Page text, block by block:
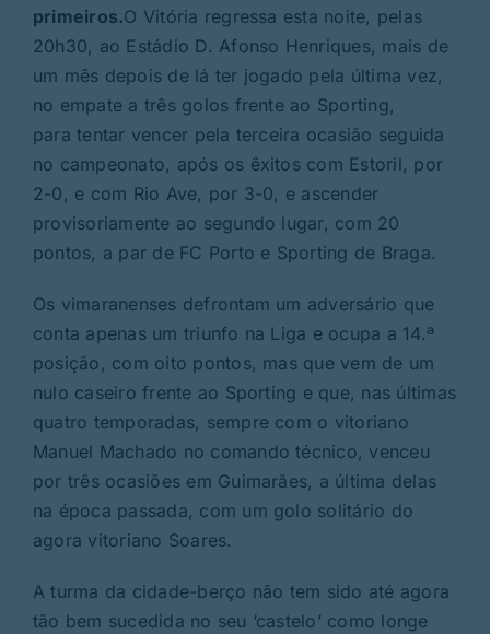
primeiros.O Vitória regressa esta noite, pelas
20h30, ao Estádio D. Afonso Henriques, mais de
um mês depois de lá ter jogado pela última vez,
no empate a três golos frente ao Sporting,
para tentar vencer pela terceira ocasião seguida
no campeonato, após os êxitos com Estoril, por
2-0, e com Rio Ave, por 3-0, e ascender
provisoriamente ao segundo lugar, com 20
pontos, a par de FC Porto e Sporting de Braga.
Os vimaranenses defrontam um adversário que
conta apenas um triunfo na Liga e ocupa a 14.ª
posição, com oito pontos, mas que vem de um
nulo caseiro frente ao Sporting e que, nas últimas
quatro temporadas, sempre com o vitoriano
Manuel Machado no comando técnico, venceu
por três ocasiões em Guimarães, a última delas
na época passada, com um golo solitário do
agora vitoriano Soares.
A turma da cidade-berço não tem sido até agora
tão bem sucedida no seu ‘castelo’ como longe